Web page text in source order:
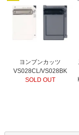
ヨンブンカッツ
VS028CL/VS028BK
SOLD OUT